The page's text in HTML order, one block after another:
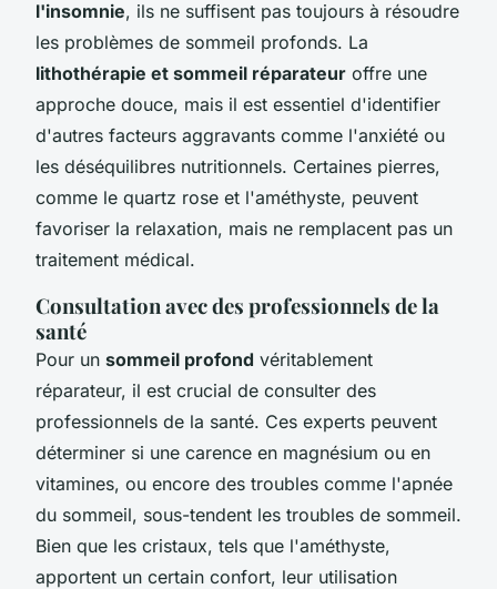
l'insomnie, ils ne suffisent pas toujours à résoudre
les problèmes de sommeil profonds. La
lithothérapie et sommeil réparateur offre une
approche douce, mais il est essentiel d'identifier
d'autres facteurs aggravants comme l'anxiété ou
les déséquilibres nutritionnels. Certaines pierres,
comme le quartz rose et l'améthyste, peuvent
favoriser la relaxation, mais ne remplacent pas un
traitement médical.
Consultation avec des professionnels de la
santé
Pour un sommeil profond véritablement
réparateur, il est crucial de consulter des
professionnels de la santé. Ces experts peuvent
déterminer si une carence en magnésium ou en
vitamines, ou encore des troubles comme l'apnée
du sommeil, sous-tendent les troubles de sommeil.
Bien que les cristaux, tels que l'améthyste,
apportent un certain confort, leur utilisation